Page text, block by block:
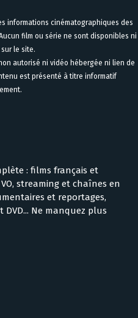
informations cinématographiques des
film ou série ne sont disponibles ni
le site.
autorisé ni vidéo hébergée ni lien de
est présenté à titre informatif
: films français et
streaming et chaînes en
et reportages,
Ne manquez plus